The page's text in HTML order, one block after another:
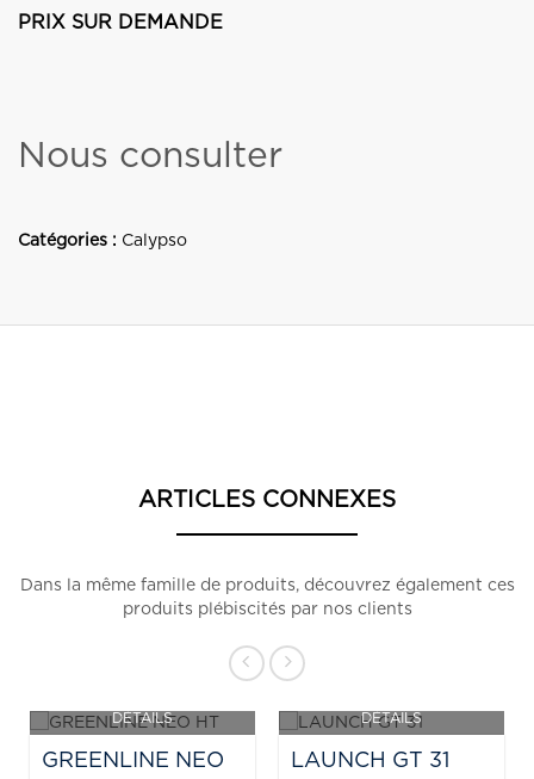
PRIX SUR DEMANDE
Nous consulter
Catégories : Calypso
ARTICLES CONNEXES
Dans la même famille de produits, découvrez également ces
produits plébiscités par nos clients
DÉTAILS
OPPORTUNITE
GREENLINE NEO
DÉTAILS
PRIX SUR DEMANDE
LAUNCH GT 31